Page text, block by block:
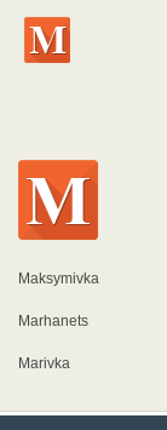
Maksymivka
Marhanets
Marivka